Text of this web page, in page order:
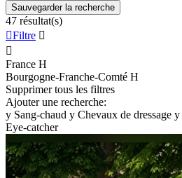
Sauvegarder la recherche
47 résultat(s)
Filtre 

France H
Bourgogne-Franche-Comté H
Supprimer tous les filtres
Ajouter une recherche:
y Sang-chaud y Chevaux de dressage y
Eye-catcher